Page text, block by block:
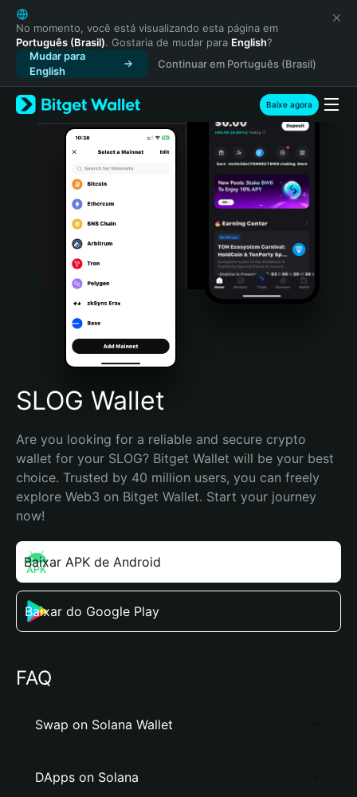
English
日本語
Tiếng Việt
Русский
Español (Latinoamérica)
Türkçe
Italiano
Português (Portugal)
Bahasa Indonesia
Português (Brasil)
Español (Argentina)
No momento, você está visualizando esta página em
Português (Brasil). Gostaria de mudar para English?
Mudar para
English
Continuar em Português (Brasil)
Baixe agora
SLOG Wallet
Are you looking for a reliable and secure crypto
wallet for your SLOG? Bitget Wallet will be your best
choice. Trusted by 40 million users, you can freely
explore Web3 on Bitget Wallet. Start your journey
now!
Baixar APK de Android
Baixar do Google Play
FAQ
Swap on Solana Wallet
DApps on Solana